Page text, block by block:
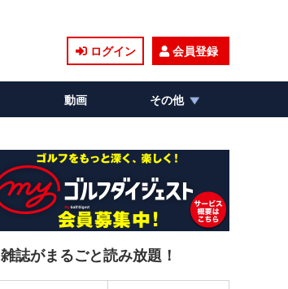
ログイン 会員登録
動画 その他
雑誌がまるごと読み放題！